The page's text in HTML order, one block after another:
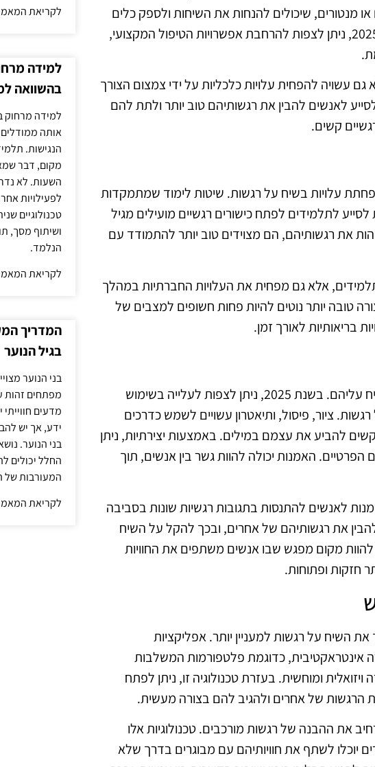
מנטורים, שיכולים להנחות את השיחות ולספק כלים
מעשיים להתמודדות עם רגשות. במציאות של 2025, ניתן לצפות להרחבת אפשרויות הטיפול המקצועי,
עשויה להפחית עלויות כלכליות על ידי צמצום הצורך
לאנשים להבין את רגשותיהם טוב יותר ולתת להם
קשים.
עלויות בשיח על רגשות. שיטות לימוד שמתמקדות
לתלמידים לפתח כישורים רגשיים מועילים מגיל
את רגשותיהם, הם מצוידים טוב יותר להתמודד עם
אלא גם מפחית את העלויות החברתיות במהלך
טובה יותר נוטים להיות פחות חשופים למצבים של
בריאותיות לאורך זמן.
אמנות נחשבת ככלי עוצמתי להבנת רגשות ולשיח עליהם. בשנת 2025, ניתן לצפות לעלייה בשימוש
ציור, פיסול, ותיאטרון עשויים לשמש כדרכים
להביע את עצמם במילים. באמצעות יצירתיות, ניתן
האמנות יכולה להוות גשר בין אנשים, תוך
לאנשים להתנסות בתגובות רגשיות שונות בסביבה
את רגשותיהם של אחרים, ובכך להקל על השיח
להוות מקום מפגש שבו אנשים משתפים את החוויות
חזקות ופתוחות.
השיח על רגשות למעניין יותר. אפליקציות
כדוגמת פלטפורמות המשלבות
ומוחשית. בעזרת טכנולוגיה זו, ניתן לפתח
הרגשות של אחרים ולהגיב להם בצורה מעשית.
את ההבנה של רגשות מורכבים. טכנולוגיות אלו
יוכלו לשתף את חוויותיהם עם מבוגרים בדרך שלא
לקריאת
למידה
בהשוואה
למידה מרחוק
אותה ממודלים
הנגישות.
מקום, דבר
השעות. לא
לפעילויות
טכנולוגיים
ושיתוף מסך,
הנלמד.
לקריאת
המדריך
בגיל הנוער
בני הנוער
מפתחים זהות
מדעים
ידע, אך יש
בני הנוער.
החלל יכולים
המעורבות
לקריאת